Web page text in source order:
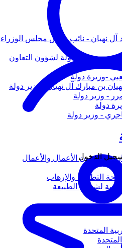
آل نهيان - نائب رئيس مجلس الوزراء
- وزيرة دولة لشؤون التعاون
-وزيرة دولة
بن مبارك آل نهيان - وزير دولة
- وزير دولة
دولة
- وزير دولة
لشؤون الأعمال والأعمال
التطرف والإرهاب
لشؤون الطبيعة
المتحدة
الدخول